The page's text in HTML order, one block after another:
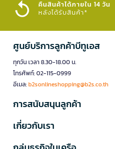
คืนสินค้าได้ภายใน 14 วัน
หลังได้รับสินค้า*
ศูนย์บริการลูกค้าบีทูเอส
ทุกวัน เวลา 8.30-18.00 น.
โทรศัพท์: 02-115-0999
อีเมล:b2sonlineshopping@b2s.co.th
การสนับสนุนลูกค้า
เกี่ยวกับเรา